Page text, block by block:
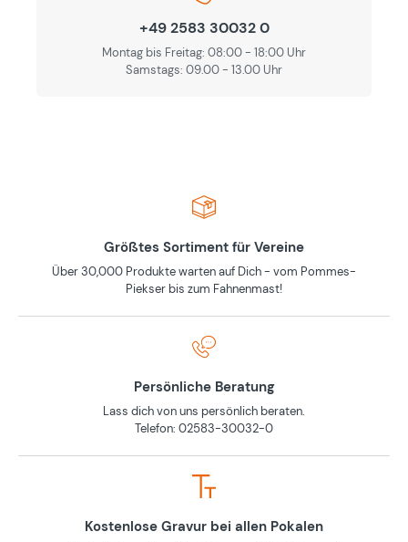
+49 2583 30032 0
Montag bis Freitag: 08:00 - 18:00 Uhr
Samstags: 09.00 - 13.00 Uhr
Größtes Sortiment für Vereine
Über 30,000 Produkte warten auf Dich - vom Pommes-
Piekser bis zum Fahnenmast!
Persönliche Beratung
Lass dich von uns persönlich beraten.
Telefon: 02583-30032-0
Kostenlose Gravur bei allen Pokalen